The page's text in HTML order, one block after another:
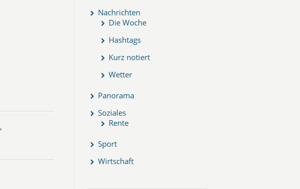
,
Nachrichten
Die Woche
Hashtags
Kurz notiert
Wetter
Panorama
Soziales
Rente
Sport
Wirtschaft